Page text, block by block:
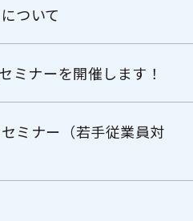
ついて
ミナーを開催します！
ミナー（若手従業員対